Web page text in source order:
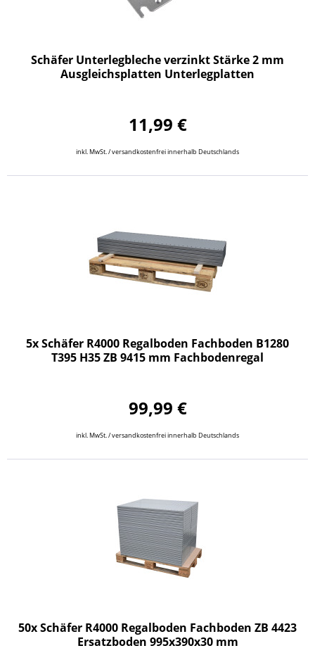
Schäfer Unterlegbleche verzinkt Stärke 2 mm
Ausgleichsplatten Unterlegplatten
11,99 €
inkl. MwSt. / versandkostenfrei innerhalb Deutschlands
5x Schäfer R4000 Regalboden Fachboden B1280
T395 H35 ZB 9415 mm Fachbodenregal
99,99 €
inkl. MwSt. / versandkostenfrei innerhalb Deutschlands
50x Schäfer R4000 Regalboden Fachboden ZB 4423
Ersatzboden 995x390x30 mm